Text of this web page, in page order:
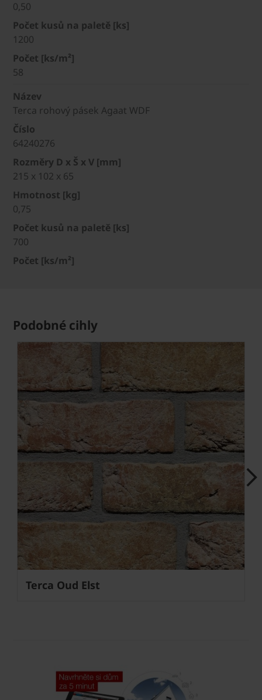
0,50
Počet kusů na paletě [ks]
1200
Počet [ks/m²]
58
Název
Terca rohový pásek Agaat WDF
Číslo
64240276
Rozměry D x Š x V [mm]
215 x 102 x 65
Hmotnost [kg]
0,75
Počet kusů na paletě [ks]
700
Počet [ks/m²]
Podobné cihly
Terca Oud Elst
Next